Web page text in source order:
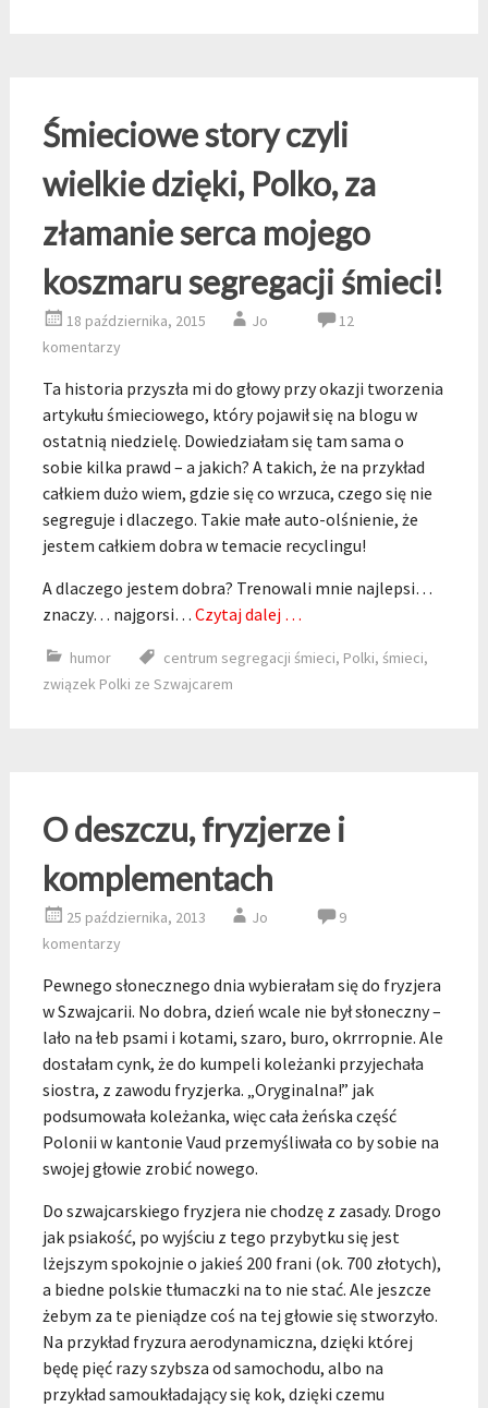
Śmieciowe story czyli
wielkie dzięki, Polko, za
złamanie serca mojego
koszmaru segregacji śmieci!
18 października, 2015 Jo
12
komentarzy
Ta historia przyszła mi do głowy przy okazji tworzenia
artykułu śmieciowego, który pojawił się na blogu w
ostatnią niedzielę. Dowiedziałam się tam sama o
sobie kilka prawd – a jakich? A takich, że na przykład
całkiem dużo wiem, gdzie się co wrzuca, czego się nie
segreguje i dlaczego. Takie małe auto-olśnienie, że
jestem całkiem dobra w temacie recyclingu!
A dlaczego jestem dobra? Trenowali mnie najlepsi…
znaczy… najgorsi… Czytaj dalej …
humor centrum segregacji śmieci, Polki, śmieci,
związek Polki ze Szwajcarem
O deszczu, fryzjerze i
komplementach
25 października, 2013 Jo
9
komentarzy
Pewnego słonecznego dnia wybierałam się do fryzjera
w Szwajcarii. No dobra, dzień wcale nie był słoneczny –
lało na łeb psami i kotami, szaro, buro, okrrropnie. Ale
dostałam cynk, że do kumpeli koleżanki przyjechała
siostra, z zawodu fryzjerka. „Oryginalna!” jak
podsumowała koleżanka, więc cała żeńska część
Polonii w kantonie Vaud przemyśliwała co by sobie na
swojej głowie zrobić nowego.
Do szwajcarskiego fryzjera nie chodzę z zasady. Drogo
jak psiakość, po wyjściu z tego przybytku się jest
lżejszym spokojnie o jakieś 200 frani (ok. 700 złotych),
a biedne polskie tłumaczki na to nie stać. Ale jeszcze
żebym za te pieniądze coś na tej głowie się stworzyło.
Na przykład fryzura aerodynamiczna, dzięki której
będę pięć razy szybsza od samochodu, albo na
przykład samoukładający się kok, dzięki czemu